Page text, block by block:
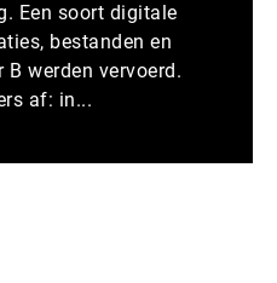
Een soort digitale
bestanden en
werden vervoerd.
af: in...